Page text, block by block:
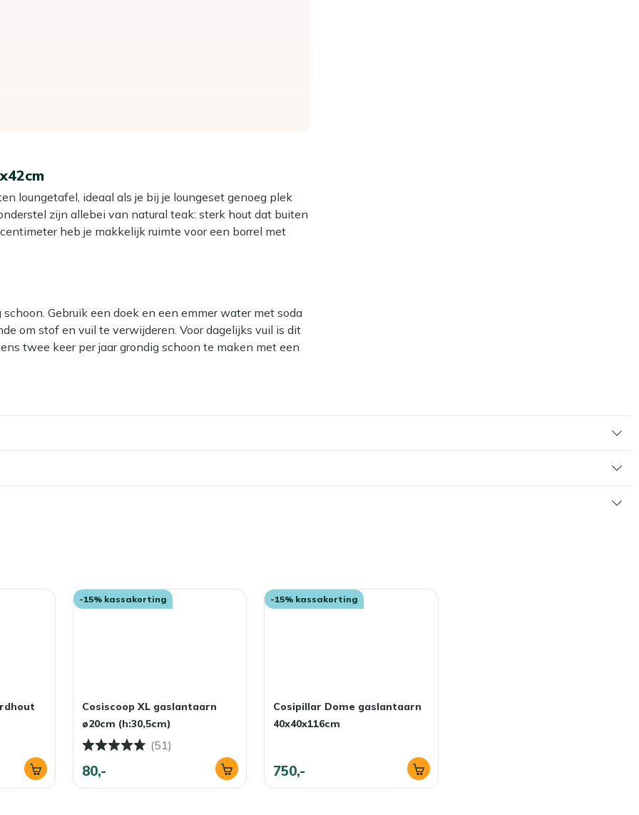
loungetafel, ideaal als je bij je loungeset genoeg plek
zijn allebei van natural teak: sterk hout dat buiten
heb je makkelijk ruimte voor een borrel met
vanaf je loungebank zonder voorover te hangen.
Gebruik een doek en een emmer water met soda
om stof en vuil te verwijderen. Voor dagelijks vuil is dit
twee keer per jaar grondig schoon te maken met een
te stoten, waardoor vlekken minder snel intrekken en je
droog op, of dek hem af met een ademende
je jezelf schoonmaakwerk in het voorjaar.
-15% kassakorting
Cosiscoop XL gaslantaarn
ø20cm (h:30,5cm)
(51)
80,-
-15% kassakorting
Cosipillar Dome gaslantaarn
40x40x116cm
750,-